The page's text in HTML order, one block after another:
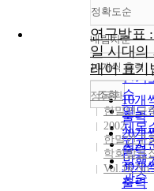
정확도순
정확
순
인기
순
연도
제목
저자
발행
관순
내림차순
내림
10개씩 출력
10개
출력
20개
출력
30개
출력
조회
연구발표
일 시대의
래어 표기
정동환
한말연구
2002
한말연구
학회발표
Vol.16